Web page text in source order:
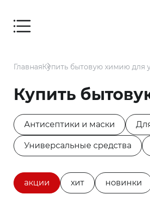
Для
заведений
и офисов
террасы и
сада
ГлавнаяКупить бытовую химию для
Купить
Антисептики и маски
Универсальные средства
акции хит новинки